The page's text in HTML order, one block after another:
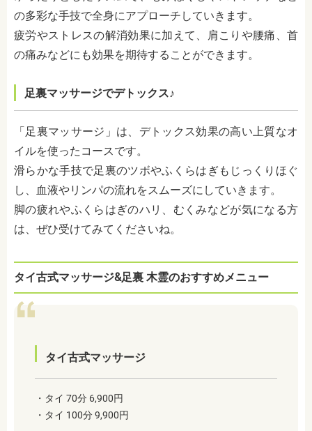
の多彩な手技で全身にアプローチしていきます。
疲労やストレスの解消効果に加えて、肩こりや腰痛、首
の痛みなどにも効果を期待することができます。
足裏マッサージでデトックス♪
「足裏マッサージ」は、デトックス効果の高い上質なオ
イルを使ったコースです。
滑らかな手技で足裏のツボやふくらはぎもじっくりほぐ
し、血液やリンパの流れをスムーズにしていきます。
脚の疲れやふくらはぎのハリ、むくみなどが気になる方
は、ぜひ受けてみてくださいね。
タイ古式マッサージ&足裏 木霊のおすすめメニュー
タイ古式マッサージ
・タイ 70分 6,900円
・タイ 100分 9,900円